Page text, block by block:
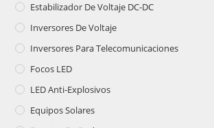
Estabilizador De Voltaje DC-DC
Inversores De Voltaje
Inversores Para Telecomunicaciones
Focos LED
LED Anti-Explosivos
Equipos Solares